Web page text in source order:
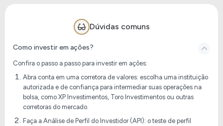
Dúvidas comuns
Como investir em ações?
Confira o passo a passo para investir em ações:
Abra conta em uma corretora de valores: escolha uma instituição
autorizada e de confiança para intermediar suas operações na
bolsa, como XP Investimentos, Toro Investimentos ou outras
corretoras do mercado.
Faça a Análise de Perfil do Investidor (API): o teste de perfil